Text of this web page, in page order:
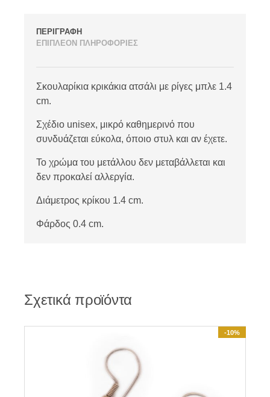
ΠΕΡΙΓΡΑΦΗ
ΕΠΙΠΛΕΟΝ ΠΛΗΡΟΦΟΡΙΕΣ
Σκουλαρίκια κρικάκια ατσάλι με ρίγες μπλε 1.4
cm.
Σχέδιο unisex, μικρό καθημερινό που
συνδυάζεται εύκολα, όποιο στυλ και αν έχετε.
Το χρώμα του μετάλλου δεν μεταβάλλεται και
δεν προκαλεί αλλεργία.
Διάμετρος κρίκου 1.4 cm.
Φάρδος 0.4 cm.
Σχετικά προϊόντα
-10%